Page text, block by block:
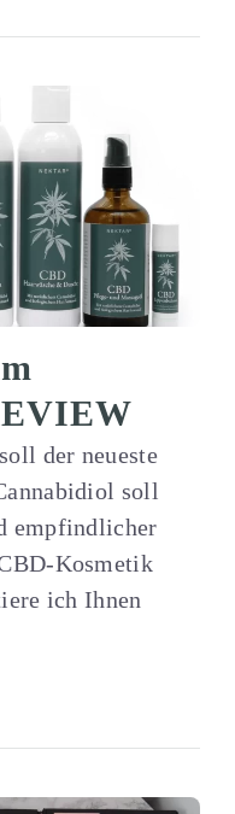
der neueste
soll
empfindlicher
Kosmetik
ich Ihnen